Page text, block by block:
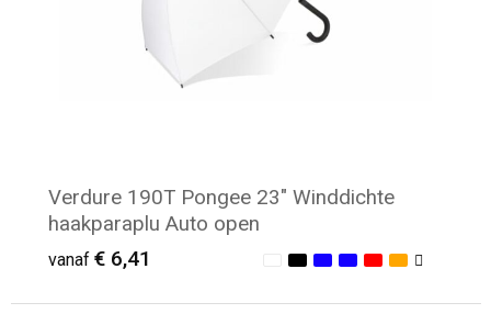
Verdure 190T Pongee 23" Winddichte
haakparaplu Auto open
vanaf € 6,41